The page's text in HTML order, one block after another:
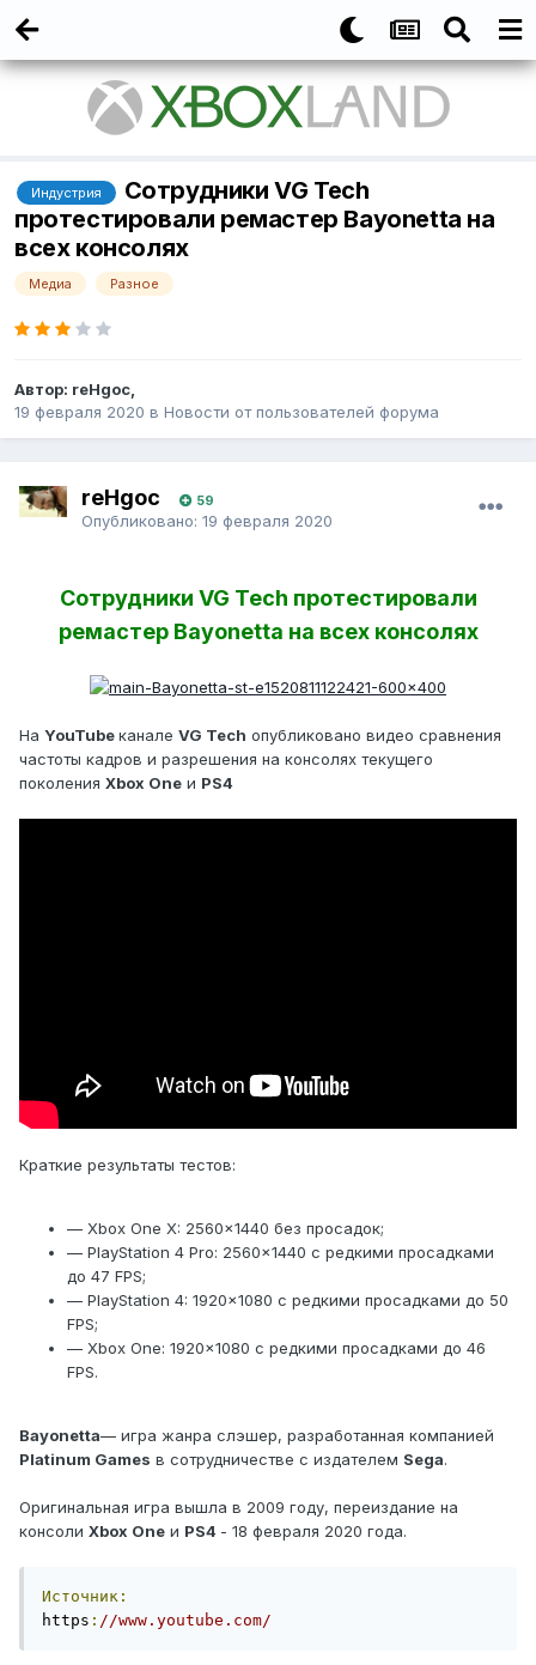
Индустрия
Сотрудники VG Tech
протестировали ремастер Bayonetta на
всех консолях
Медиа Разное
Автор: reHgoc,
19 февраля 2020 в Новости от пользователей форума
reHgoc 59
Опубликовано: 19 февраля 2020
Сотрудники VG Tech протестировали
ремастер Bayonetta на всех консолях
На YouTubeканале VG Tech опубликовано видео сравнения
частоты кадров и разрешения на консолях текущего
поколения Xbox One и PS4
Краткие результаты тестов:
— Xbox One X: 2560x1440 без просадок;
— PlayStation 4 Pro: 2560x1440 с редкими просадками
до 47 FPS;
— PlayStation 4: 1920x1080 с редкими просадками до 50
FPS;
— Xbox One: 1920x1080 с редкими просадками до 46
FPS.
Bayonetta— игра жанра слэшер, разработанная компанией
Platinum Games в сотрудничестве с издателем Sega.
Оригинальная игра вышла в 2009 году, переиздание на
консоли Xbox One и PS4 - 18 февраля 2020 года.
Источник:
https : //www.youtube.com/